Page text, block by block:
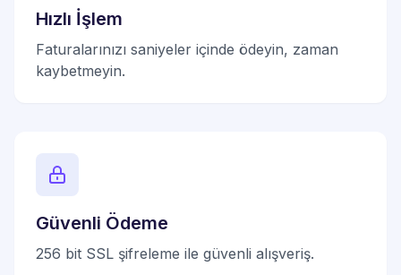
Hızlı İşlem
Faturalarınızı saniyeler içinde ödeyin, zaman
kaybetmeyin.
Güvenli Ödeme
256 bit SSL şifreleme ile güvenli alışveriş.